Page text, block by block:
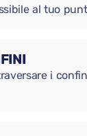
al tuo
i